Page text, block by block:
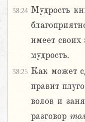
38:24 Мудрость
имеет
мудрость.
38:25 Как может
правит
волов и
разговор